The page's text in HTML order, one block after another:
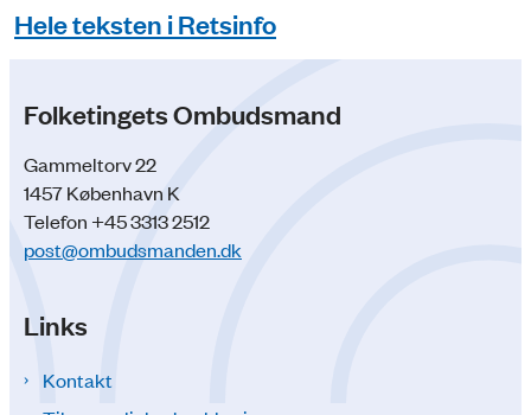
Hele teksten i Retsinfo
Folketingets Ombudsmand
Gammeltorv 22
1457 København K
Telefon +45 3313 2512
post@ombudsmanden.dk
Links
Kontakt